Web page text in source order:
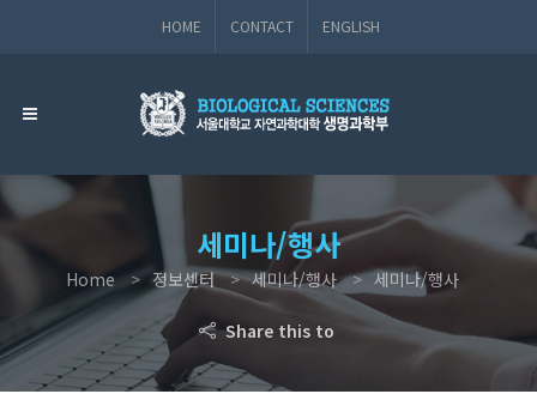
HOME CONTACT ENGLISH
세미나/행사
Home 정보센터 세미나/행사 세미나/행사
Share this to